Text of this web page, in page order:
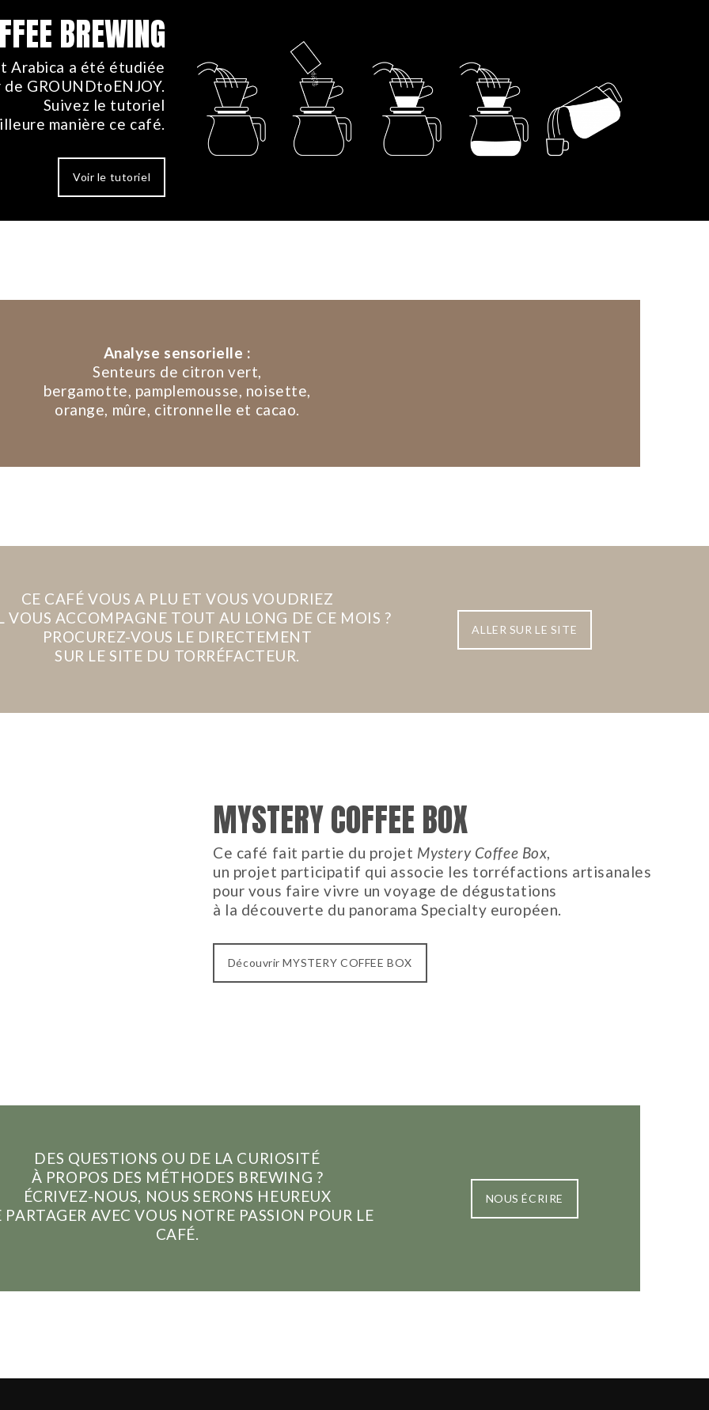
BREWING
Arabica a été étudiée
GROUNDtoENJOY.
Suivez le tutoriel
manière ce café.
Voir le tutoriel
Analyse sensorielle :
Senteurs de citron vert,
bergamotte, pamplemousse, noisette,
orange, mûre, citronnelle et cacao.
CE CAFÉ VOUS A PLU ET VOUS VOUDRIEZ
VOUS ACCOMPAGNE TOUT AU LONG DE CE MOIS ?
PROCUREZ-VOUS LE DIRECTEMENT
SUR LE SITE DU TORRÉFACTEUR.
ALLER SUR LE SITE
MYSTERY COFFEE BOX
Ce café fait partie du projet Mystery Coffee Box,
un projet participatif qui associe les torréfactions artisanales
pour vous faire vivre un voyage de dégustations
à la découverte du panorama Specialty européen.
Découvrir MYSTERY COFFEE BOX
DES QUESTIONS OU DE LA CURIOSITÉ
À PROPOS DES MÉTHODES BREWING ?
ÉCRIVEZ-NOUS, NOUS SERONS HEUREUX
PARTAGER AVEC VOUS NOTRE PASSION POUR LE
CAFÉ.
NOUS ÉCRIRE